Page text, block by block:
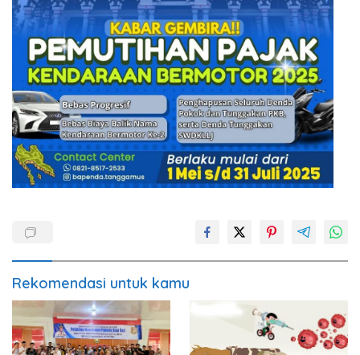
Rekomendasi untuk kamu